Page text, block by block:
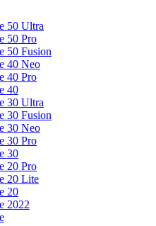
50 Ultra
50 Pro
50 Fusion
40 Neo
40 Pro
40
30 Ultra
30 Fusion
30 Neo
30 Pro
30
20 Pro
20 Lite
20
2022